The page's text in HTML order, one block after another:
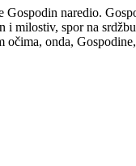
naredio.
i milostiv, spor na
onda,